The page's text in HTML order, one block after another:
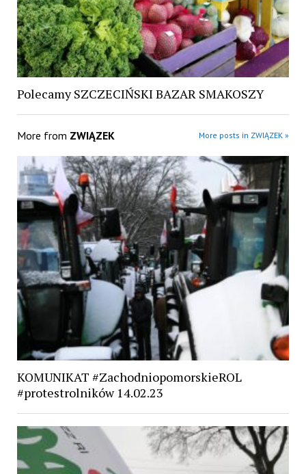
Polecamy SZCZECIŃSKI BAZAR SMAKOSZY
More from ZWIĄZEK More posts in ZWIĄZEK »
KOMUNIKAT #ZachodniopomorskieROL
#protestrolników 14.02.23